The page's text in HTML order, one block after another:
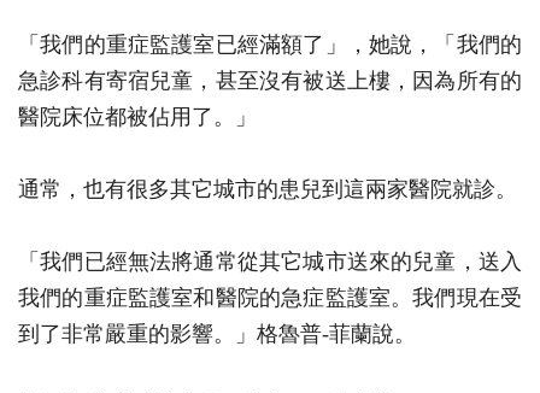
「我們的重症監護室已經滿額了」，她說，「我們的
急診科有寄宿兒童，甚至沒有被送上樓，因為所有的
醫院床位都被佔用了。」
通常，也有很多其它城市的患兒到這兩家醫院就診。
「我們已經無法將通常從其它城市送來的兒童，送入
我們的重症監護室和醫院的急症監護室。我們現在受
到了非常嚴重的影響。」格魯普-菲蘭說。